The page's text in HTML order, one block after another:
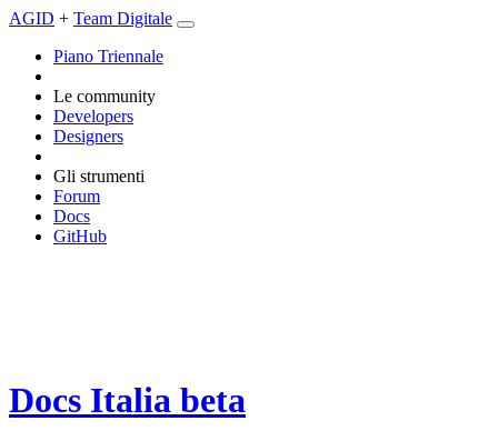
AGID + Team Digitale
Piano Triennale
Le community
Developers
Designers
Gli strumenti
Forum
Docs
GitHub
Docs Italia beta